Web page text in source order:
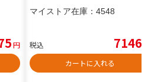
円
マイストア在庫： 4548
税込 7146
カートに入れる